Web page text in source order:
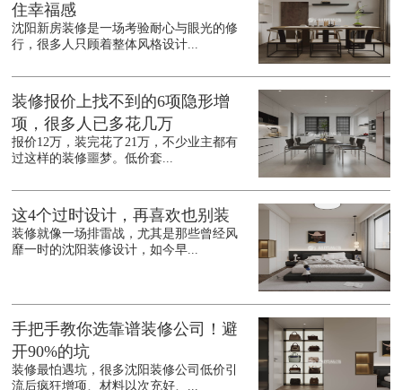
住幸福感
沈阳新房装修是一场考验耐心与眼光的修
行，很多人只顾着整体风格设计...
装修报价上找不到的6项隐形增
项，很多人已多花几万
报价12万，装完花了21万，不少业主都有
过这样的装修噩梦。低价套...
这4个过时设计，再喜欢也别装
装修就像一场排雷战，尤其是那些曾经风
靡一时的沈阳装修设计，如今早...
手把手教你选靠谱装修公司！避
开90%的坑
装修最怕遇坑，很多沈阳装修公司低价引
流后疯狂增项、材料以次充好、...